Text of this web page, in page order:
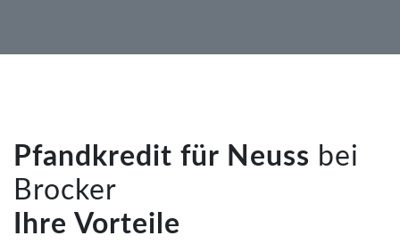
Pfandkredit für Neuss bei
Brocker
Ihre Vorteile